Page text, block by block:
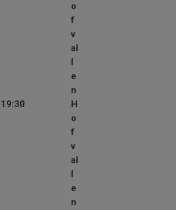
o
f
v
al
l
e
n
H
o
f
v
al
l
e
n